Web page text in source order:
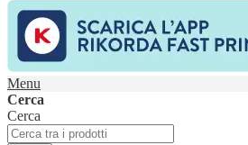
Menu
Cerca
Cerca